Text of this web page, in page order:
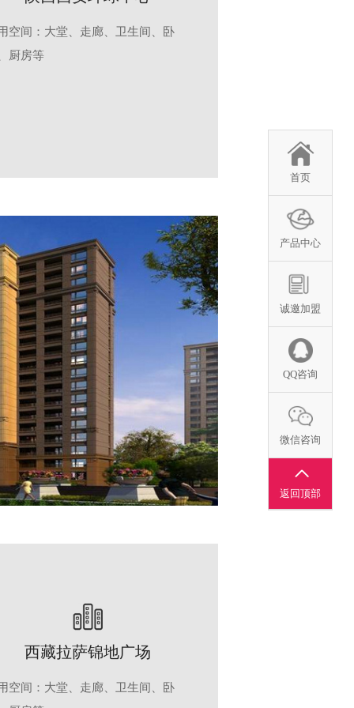
首页
产品中心
诚邀加盟
QQ咨询
微信咨询
返回顶部
空间：大堂、走廊、卫生间、卧
厨房等
西藏拉萨锦地广场
空间：大堂、走廊、卫生间、卧